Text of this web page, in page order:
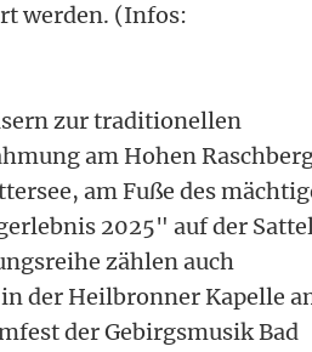
werden. (Infos:
zur traditionellen
am Hohen
am Fuße des
2025" auf der
zählen auch
der Heilbronner Kapelle
der Gebirgsmusik Bad